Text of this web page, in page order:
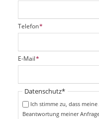
P
f
i
c
t
f
Telefon*
P
f
i
E-Mail*
Pflichtfeld
Datenschutz*
Ich stimme zu, dass
Beantwortung meiner